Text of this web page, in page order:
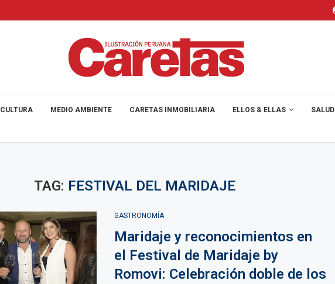
CULTURA MEDIO AMBIENTE CARETAS INMOBILIARIA ELLOS & ELLAS SALUD
TAG: FESTIVAL DEL MARIDAJE
GASTRONOMÍA
Maridaje y reconocimientos en
el Festival de Maridaje by
Romovi: Celebración doble de los